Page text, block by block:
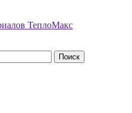
Поиск